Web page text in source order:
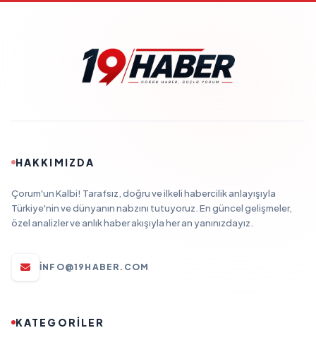
HAKKIMIZDA
Çorum'un Kalbi! Tarafsız, doğru ve ilkeli habercilik anlayışıyla
Türkiye'nin ve dünyanın nabzını tutuyoruz. En güncel gelişmeler,
özel analizler ve anlık haber akışıyla her an yanınızdayız.
INFO@19HABER.COM
KATEGORİLER